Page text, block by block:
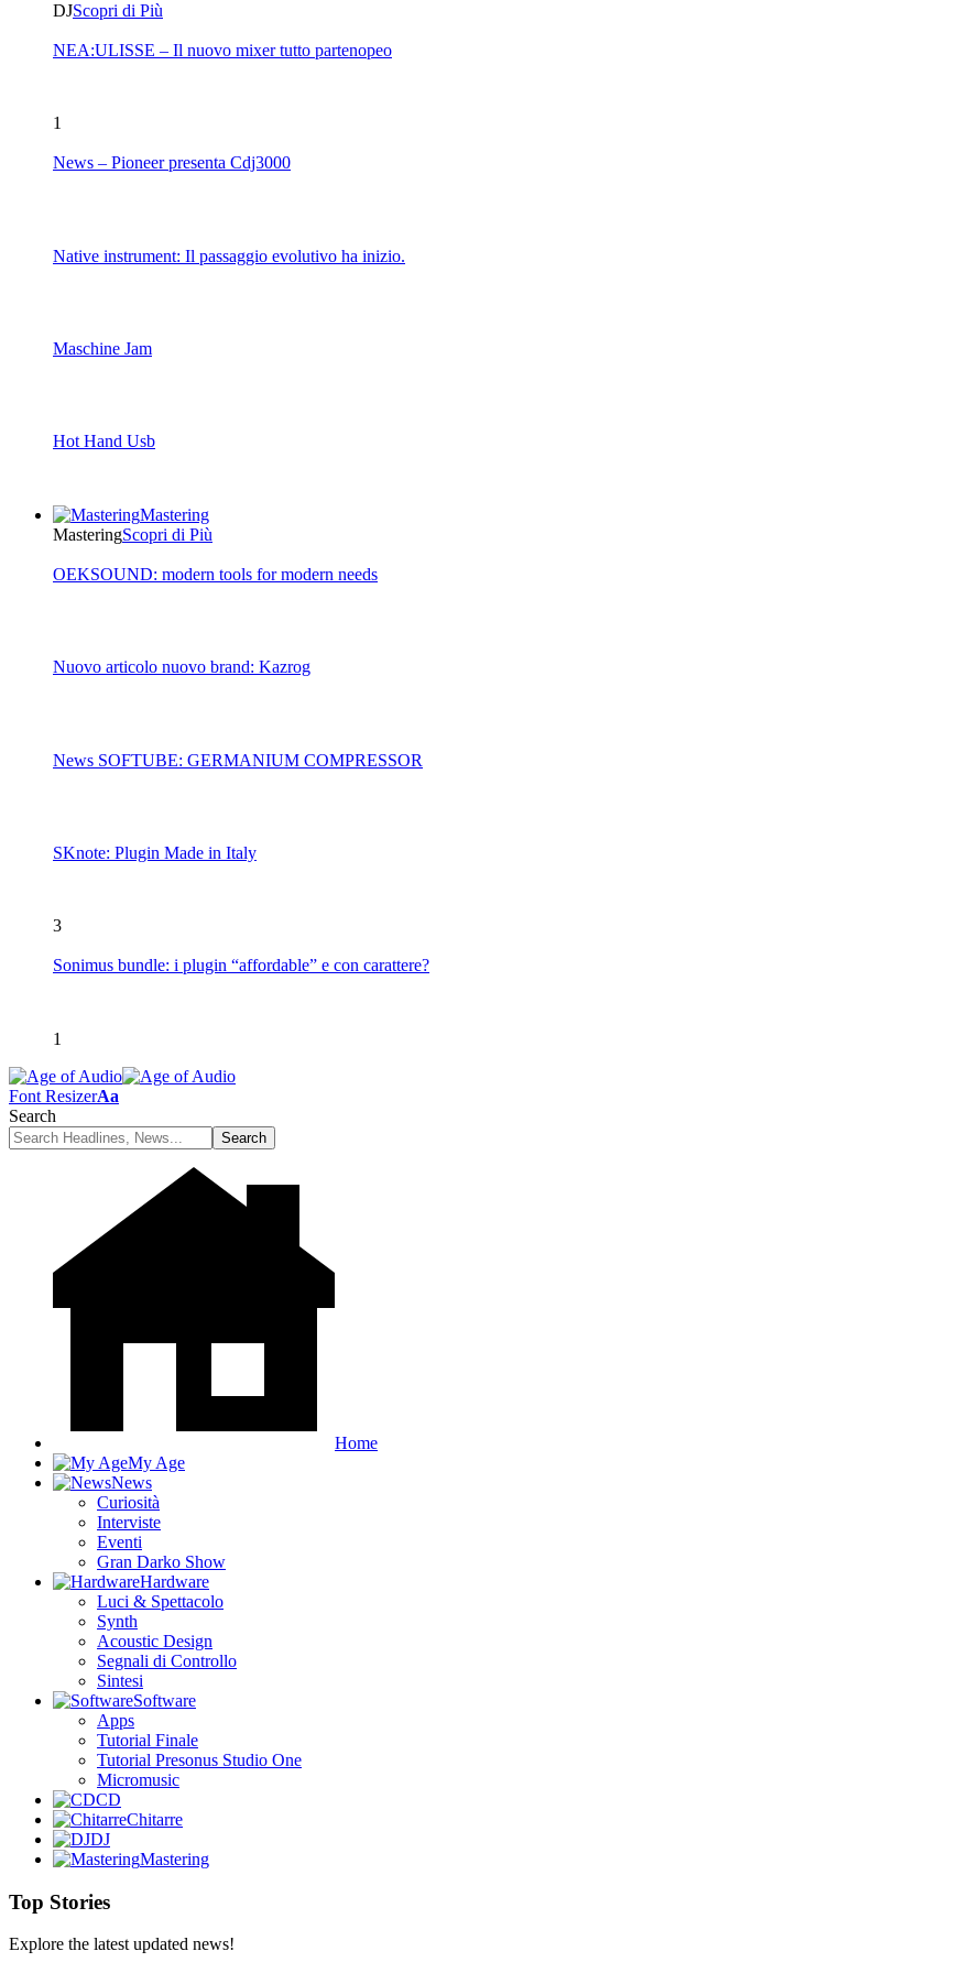
DJScopri di Più
NEA:ULISSE – Il nuovo mixer tutto partenopeo
1
News – Pioneer presenta Cdj3000
Native instrument: Il passaggio evolutivo ha inizio.
Maschine Jam
Hot Hand Usb
Mastering
MasteringScopri di Più
OEKSOUND: modern tools for modern needs
Nuovo articolo nuovo brand: Kazrog
News SOFTUBE: GERMANIUM COMPRESSOR
SKnote: Plugin Made in Italy
3
Sonimus bundle: i plugin “affordable” e con carattere?
1
Font ResizerAa
Search
Home
My Age
News
Curiosità
Interviste
Eventi
Gran Darko Show
Hardware
Luci & Spettacolo
Synth
Acoustic Design
Segnali di Controllo
Sintesi
Software
Apps
Tutorial Finale
Tutorial Presonus Studio One
Micromusic
CD
Chitarre
DJ
Mastering
Top Stories
Explore the latest updated news!